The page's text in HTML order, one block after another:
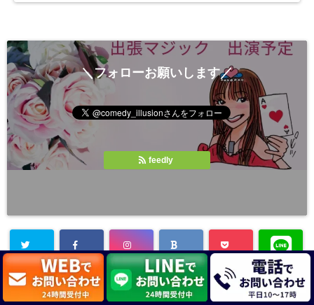
＼フォローお願いします／
feedly
お知らせ スケジュール